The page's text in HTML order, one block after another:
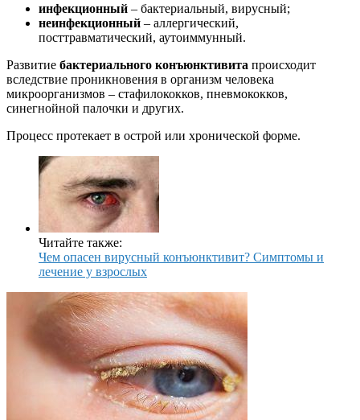
инфекционный – бактериальный, вирусный;
неинфекционный – аллергический,
посттравматический, аутоиммунный.
Развитие бактериального конъюнктивита происходит
вследствие проникновения в организм человека
микроорганизмов – стафилококков, пневмококков,
синегнойной палочки и других.
Процесс протекает в острой или хронической форме.
Читайте также:
Чем опасен вирусный конъюнктивит? Симптомы и
лечение у взрослых